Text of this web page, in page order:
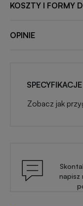
KOSZTY I FORMY
OPINIE
Zobacz jak
napisz